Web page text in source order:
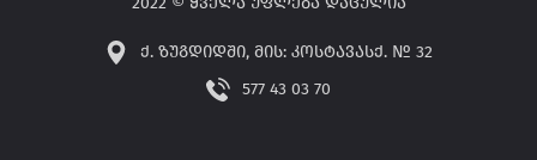
ქ. ზუგდიდში, მის: კოსტავასქ. № 32
577 43 03 70